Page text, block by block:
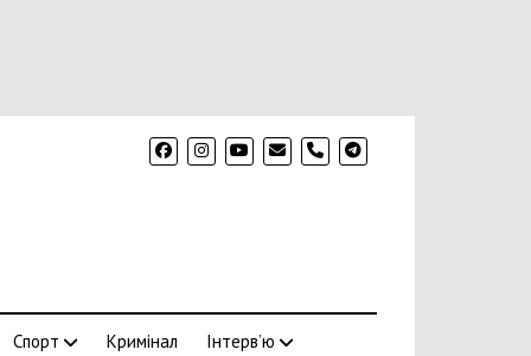
phone
Спорт Кримінал Інтерв’ю